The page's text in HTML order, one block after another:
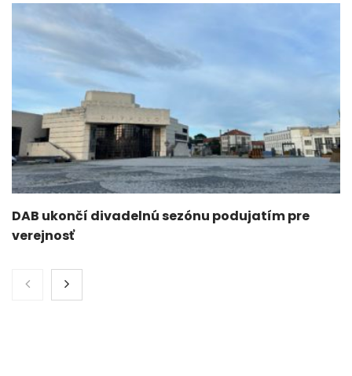
DAB ukončí divadelnú sezónu podujatím pre
verejnosť